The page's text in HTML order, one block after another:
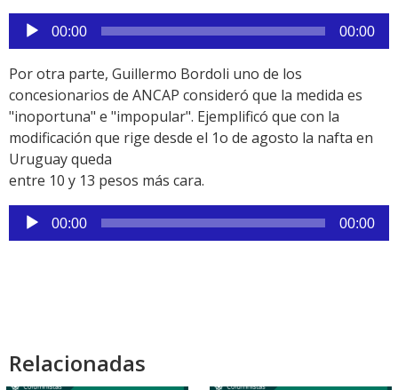
Reproductor
de
audio
00:00 00:00
Por otra parte, Guillermo Bordoli uno de los
concesionarios de ANCAP consideró que la medida es
"inoportuna" e "impopular". Ejemplificó que con la
modificación que rige desde el 1o de agosto la nafta en
Uruguay queda
entre 10 y 13 pesos más cara.
Reproductor
de
00:00 00:00
Relacionadas